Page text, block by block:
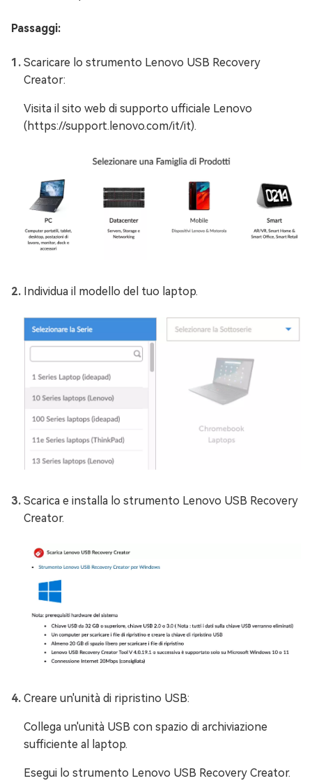
Passaggi:
Scaricare lo strumento Lenovo USB Recovery
Creator:
Visita il sito web di supporto ufficiale Lenovo
(https://support.lenovo.com/it/it).
Individua il modello del tuo laptop.
Scarica e installa lo strumento Lenovo USB Recovery
Creator.
Creare un'unità di ripristino USB:
Collega un'unità USB con spazio di archiviazione
sufficiente al laptop.
Esegui lo strumento Lenovo USB Recovery Creator.